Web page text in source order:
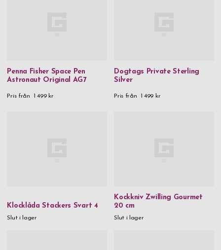
Penna Fisher Space Pen
Astronaut Original AG7
Pris från 1 499 kr
Dogtags Private Sterling
Silver
Pris från 1 499 kr
Klocklåda Stackers Svart 4
Slut i lager
Kockkniv Zwilling Gourmet
20 cm
Slut i lager